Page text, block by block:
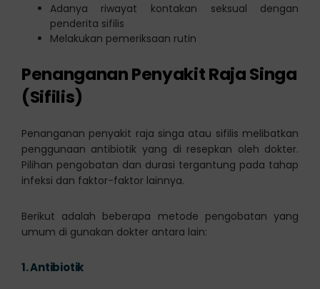
Adanya riwayat kontakan seksual dengan
penderita sifilis
Melakukan pemeriksaan rutin
Penanganan Penyakit Raja Singa
(Sifilis)
Penanganan penyakit raja singa atau sifilis melibatkan
penggunaan antibiotik yang di resepkan oleh dokter.
Pilihan pengobatan dan durasi tergantung pada tahap
infeksi dan faktor-faktor lainnya.
Berikut adalah beberapa metode pengobatan yang
umum di gunakan dokter antara lain:
1.Antibiotik